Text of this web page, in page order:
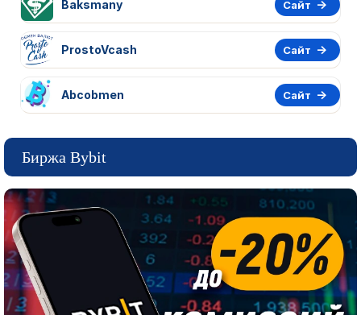
Baksmany Сайт
ProstoVcash Сайт
Abcobmen Сайт
Биржа Bybit